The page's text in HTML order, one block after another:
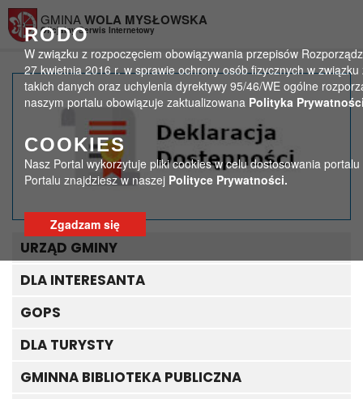
RODO
W związku z rozpoczęciem obowiązywania przepisów
27 kwietnia 2016 r. w sprawie ochrony osób fizycznych w
takich danych oraz uchylenia dyrektywy 95/46/WE ogólne
naszym portalu obowiązuje zaktualizowana Polityka
COOKIES
Nasz Portal wykorzytuje pliki cookies w celu dostosowania
Portalu znajdziesz w naszej Polityce Prywatności.
Zgadzam się
GMINA WOLA MYSŁOWSKA
Oficjalny Serwis Internetowy
17 sierpnia dniem
urodzin patrona naszej
Biblioteki!
17 sierpnia dniem urodzin patrona naszej Biblioteki!
URZĄD GMINY
DLA INTERESANTA
GOPS
DLA TURYSTY
GMINNA BIBLIOTEKA PUBLICZNA